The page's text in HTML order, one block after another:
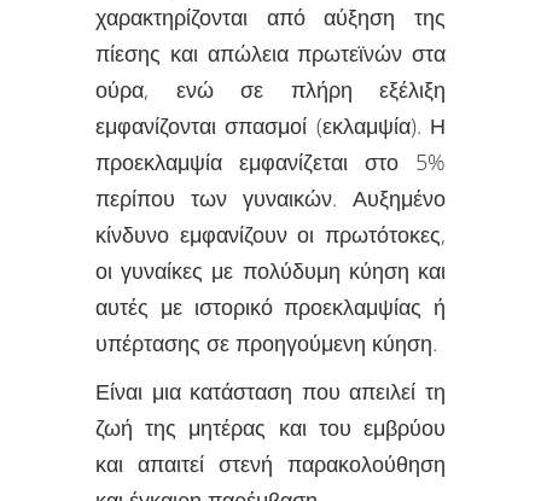
χαρακτηρίζονται από αύξηση της
πίεσης και απώλεια πρωτεϊνών στα
ούρα, ενώ σε πλήρη εξέλιξη
εμφανίζονται σπασμοί (εκλαμψία). Η
προεκλαμψία εμφανίζεται στο 5%
περίπου των γυναικών. Αυξημένο
κίνδυνο εμφανίζουν οι πρωτότοκες,
οι γυναίκες με πολύδυμη κύηση και
αυτές με ιστορικό προεκλαμψίας ή
υπέρτασης σε προηγούμενη κύηση.
Είναι μια κατάσταση που απειλεί τη
ζωή της μητέρας και του εμβρύου
και απαιτεί στενή παρακολούθηση